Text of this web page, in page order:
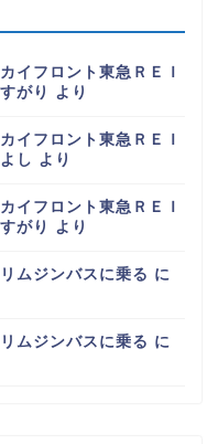
イフロント東急ＲＥＩ
がり より
イフロント東急ＲＥＩ
し より
イフロント東急ＲＥＩ
がり より
ムジンバスに乗る に
ムジンバスに乗る に